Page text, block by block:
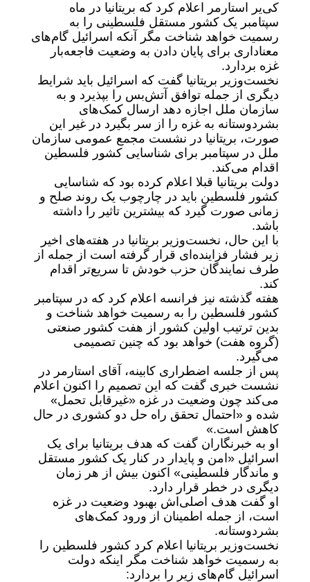
کی‌یر استارمر اعلام کرد که بریتانیا در ماه
سپتامبر یک کشور مستقل فلسطینی را به
رسمیت خواهد شناخت مگر آنکه اسرائیل گام‌های
معناداری برای پایان دادن به وضعیت فاجعه‌بار
غزه بردارد.
نخست‌وزیر بریتانیا گفت که اسرائیل باید شرایط
دیگری از جمله توافق آتش‌بس را بپذیرد و به
سازمان ملل اجازه دهد ارسال کمک‌های
بشردوستانه به غزه را از سر بگیرد در غیر این
صورت، بریتانیا در نشست مجمع عمومی سازمان
ملل در سپتامبر برای شناسایی کشور فلسطین
اقدام می‌کند.
دولت بریتانیا قبلا اعلام کرده بود که شناسایی
کشور فلسطین باید در چارچوب یک روند صلح و
زمانی صورت گیرد که بیشترین تاثیر را داشته
باشد.
با این حال، نخست‌وزیر بریتانیا در هفته‌های اخیر
زیر فشار فزاینده‌ای قرار گرفته است از جمله از
طرف نمایندگان حزب خودش تا سریع‌تر اقدام
کند.
هفته گذشته نیز فرانسه اعلام کرد که در سپتامبر
کشور فلسطین را به رسمیت خواهد شناخت و
بدین ترتیب اولین کشور از هفت کشور صنعتی
(گروه هفت) خواهد بود که چنین تصمیمی
می‌گیرد.
پس از جلسه اضطراری کابینه، آقای استارمر در
نشست خبری گفت که این تصمیم را اکنون اعلام
می‌کند چون وضعیت در غزه «غیرقابل تحمل»
شده و «احتمال تحقق راه‌ حل دو کشوری در حال
کاهش است.»
او به خبرنگاران گفت که هدف بریتانیا برای یک
اسرائیل «امن و پایدار در کنار یک کشور مستقل
و ماندگار فلسطینی» اکنون بیش از هر زمان
دیگری در خطر قرار دارد.
او گفت هدف اصلی‌اش بهبود وضعیت در غزه
است، از جمله اطمینان از ورود کمک‌های
بشردوستانه.
نخست‌وزیر بریتانیا اعلام کرد کشور فلسطین را
به رسمیت خواهد شناخت مگر اینکه دولت
اسرائیل گام‌های زیر را بردارد: